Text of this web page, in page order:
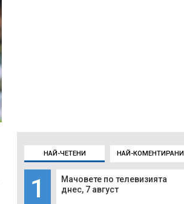
НАЙ-ЧЕТЕНИ НАЙ-КОМЕНТИРАНИ
1
Мачовете по телевизията
днес, 7 август